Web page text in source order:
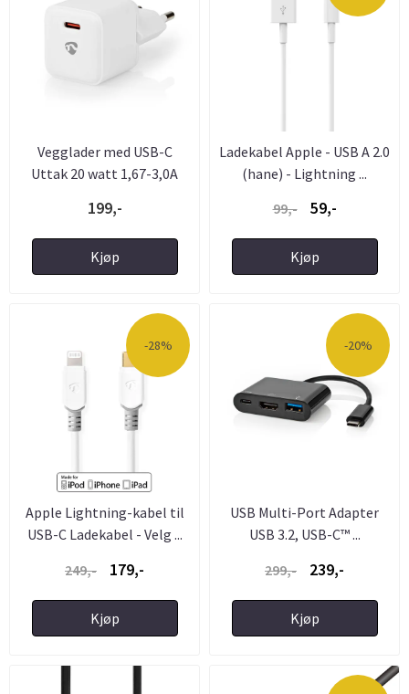
Vegglader med USB-C
Uttak 20 watt 1,67-3,0A
199,-
Kjøp
Ladekabel Apple - USB A 2.0
(hane) - Lightning ...
99,-
59,-
Kjøp
-28%
Apple Lightning-kabel til
USB-C Ladekabel - Velg ...
249,-
179,-
Kjøp
-20%
USB Multi-Port Adapter
USB 3.2, USB-C™ ...
299,-
239,-
Kjøp